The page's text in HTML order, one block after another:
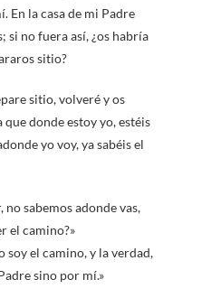
En la casa de mi Padre
si no fuera así, ¿os habría
sitio?
sitio, volveré y os
donde estoy yo, estéis
yo voy, ya sabéis el
no sabemos adonde vas,
el camino?»
soy el camino, y la verdad,
sino por mí.»